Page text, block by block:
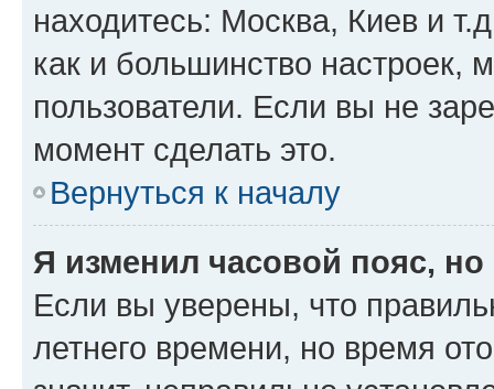
находитесь: Москва, Киев и
как и большинство настроек,
пользователи. Если вы не
момент сделать это.
Вернуться к началу
Я изменил часовой пояс,
Если вы уверены, что
летнего времени, но время